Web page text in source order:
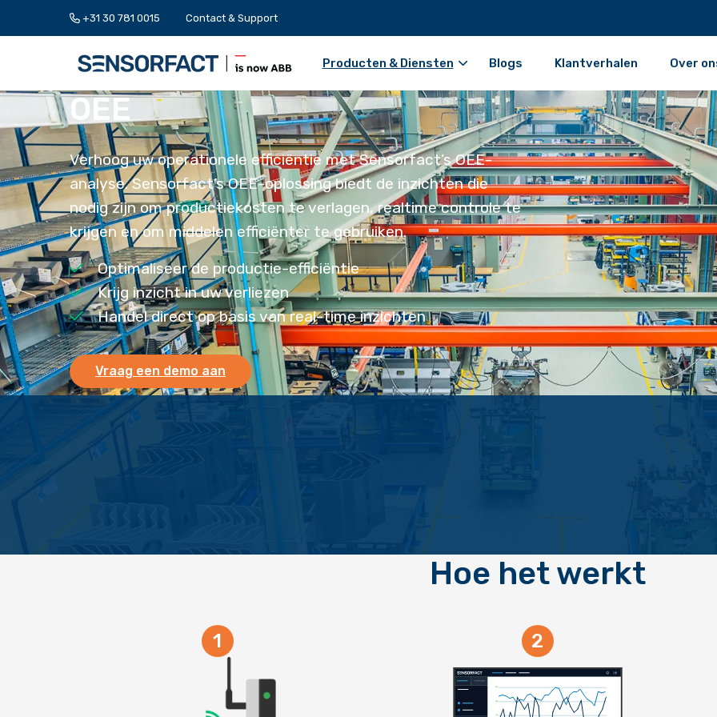
+31 30 781 0015 Contact & Support
Producten & Diensten Blogs Klantverhalen Over
OEE
Verhoog uw operationele efficiëntie met Sensorfact’s OEE-
analyse. Sensorfact’s OEE-oplossing biedt de inzichten die
nodig zijn om productiekosten te verlagen, realtime controle te
krijgen en om middelen efficiënter te gebruiken.
Optimaliseer de productie-efficiëntie
Krijg inzicht in uw verliezen
Handel direct op basis van real-time inzichten
Vraag een demo aan
Hoe het werkt
1 2